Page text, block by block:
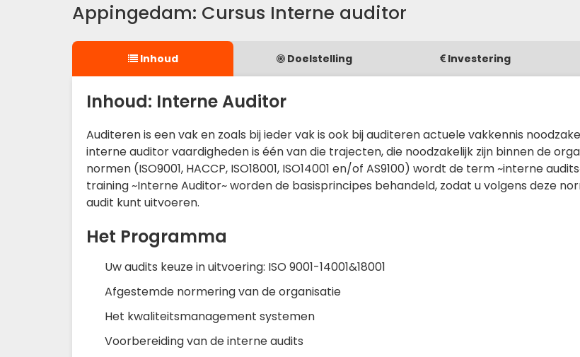
Appingedam: Cursus Interne auditor
Inhoud Doelstelling Investering
Inhoud: Interne Auditor
Auditeren is een vak en zoals bij ieder vak is ook bij auditeren actuele vakkennis
interne auditor vaardigheden is één van die trajecten, die noodzakelijk zijn binnen de
normen (ISO9001, HACCP, ISO18001, ISO14001 en/of AS9100) wordt de term ~interne
training ~Interne Auditor~ worden de basisprincipes behandeld, zodat u volgens deze
audit kunt uitvoeren.
Het Programma
Uw audits keuze in uitvoering: ISO 9001-14001&18001
Afgestemde normering van de organisatie
Het kwaliteitsmanagement systemen
Voorbereiding van de interne audits